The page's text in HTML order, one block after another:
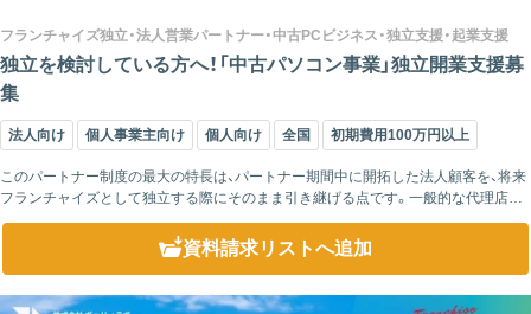
フランチャイズ独立・法人営業パートナー・中古PCビジネス・独立支援・起業支援
独立を検討している方へ！「中古パソコン事業」独立開業支援募
集
法人向け 個人事業主向け 個人向け 全国 初期費用100万円以上
このパートナー制度の最大の特長は、パートナー期間中に開拓した法人顧客を、将来
フランチャイズとして独立する際にそのまま引き継げる点です。一般的な代理店制
度では、顧客は本部資産となるケースが多く、独立時にゼロからのスタートを余儀な
資料請求リストへ追加